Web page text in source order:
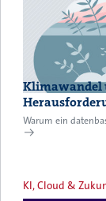
Klimawandel
Warum ein
KI, Cloud &